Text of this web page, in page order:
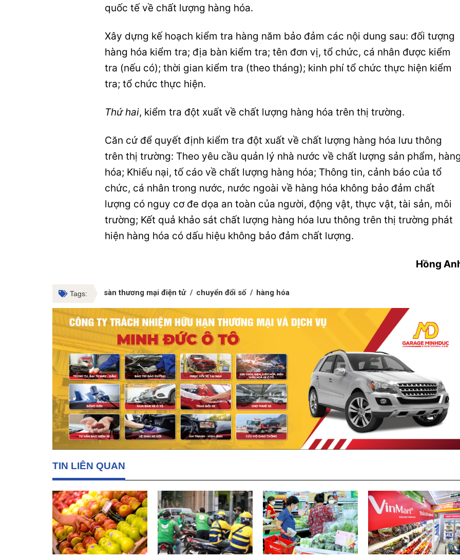
quốc tế về chất lượng hàng hóa.
Xây dựng kế hoạch kiểm tra hàng năm bảo đảm các nội dung sau: đối tượng
hàng hóa kiểm tra; địa bàn kiểm tra; tên đơn vị, tổ chức, cá nhân được kiểm
tra (nếu có); thời gian kiểm tra (theo tháng); kinh phí tổ chức thực hiện kiểm
tra; tổ chức thực hiện.
Thứ hai, kiểm tra đột xuất về chất lượng hàng hóa trên thị trường.
Căn cứ để quyết định kiểm tra đột xuất về chất lượng hàng hóa lưu thông
trên thị trường: Theo yêu cầu quản lý nhà nước về chất lượng sản phẩm,
hóa; Khiếu nại, tố cáo về chất lượng hàng hóa; Thông tin, cảnh báo của tổ
chức, cá nhân trong nước, nước ngoài về hàng hóa không bảo đảm chất
lượng có nguy cơ đe dọa an toàn của người, động vật, thực vật, tài sản, môi
trường; Kết quả khảo sát chất lượng hàng hóa lưu thông trên thị trường phát
hiện hàng hóa có dấu hiệu không bảo đảm chất lượng.
Hồng
Tags: sàn thương mại điện tử chuyển đổi số hàng hóa
TIN LIÊN QUAN